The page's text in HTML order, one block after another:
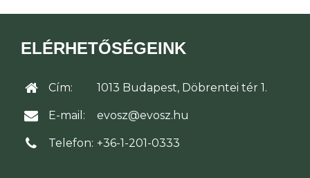
ELÉRHETŐSÉGEINK
Cím: 1013 Budapest, Döbrentei tér 1.
E-mail: evosz@evosz.hu
Telefon: +36-1-201-0333